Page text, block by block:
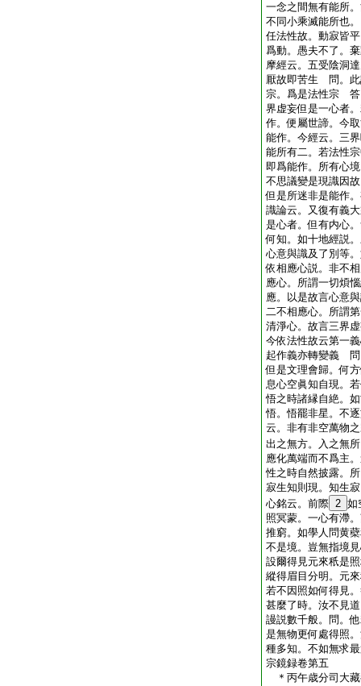
一念之間無有能所
不同小乘滅能所也
任法性故。動寂皆
爲動。愚夫不了。
摩經云。五受陰洞
厭故即苦生 問。此
宗。爲是法性宗 答
界虚妄但是一心者
作。便屬世諦。今
能作。今經云。三
能所有二。若法性
即爲能作。所有心
不思議變是現識因
但是所迷非是能作
識論云。又復有義
是心者。但有内心
何知。如十地經説
心意與識及了別等
依相應心説。非不
應心。所謂一切煩
應。以是故言心意
二不相應心。所謂
清淨心。故言三界
今依法性故云第一
起作義亦轉變義 問
但是文理會歸。何
息心空眞知自現。
悟之時諸縁自絶。
悟。悟罷非星。不
云。非有非空萬物
出之無方。入之無
應化萬端而不爲主
性之時自然披露。
寂生知則現。知生
心銘云。前際 2 如
照冥蒙。一心有滯
推窮。如學人問黄
不是境。豈無指境
設爾得見元來秖是
縱得眉目分明。元
若不因照如何得見
甚麼了時。汝不見
謾説數千般。問。
是無物更何處得照
種多知。不如無求
宗鏡録卷第五
＊丙午歳分司大